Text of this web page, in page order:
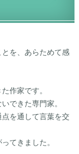
を、あらためて感
作家です。
できた専門家。
を通して言葉を交
てきました。